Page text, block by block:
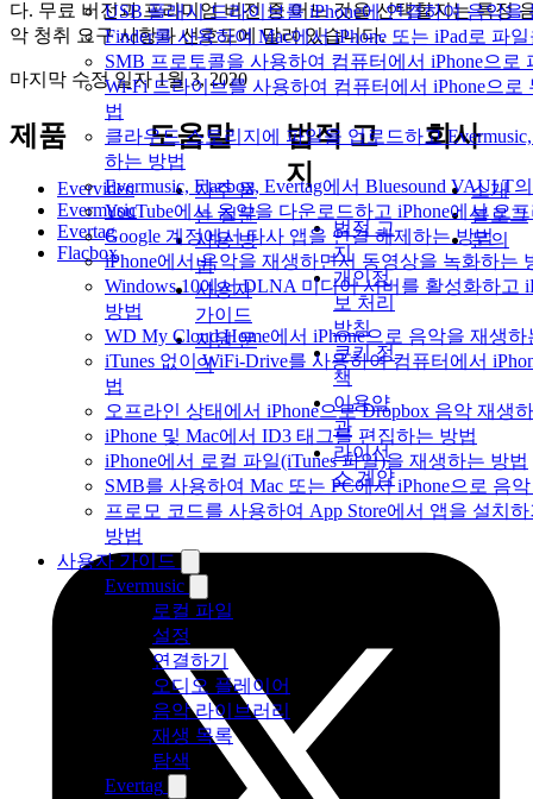
USB 플래시 드라이브를 iPhone에 연결하여 음악
Finder를 사용하여 Mac에서 iPhone 또는 iPad로 파
SMB 프로토콜을 사용하여 컴퓨터에서 iPhone으로
Wi-Fi 드라이브를 사용하여 컴퓨터에서 iPhone으
법
클라우드 스토리지에 파일을 업로드하고
하는 방법
Evermusic, Flacbox, Evertag에서 Bluesound
YouTube에서 음악을 다운로드하고 iPhone에서 오
Google 계정에서 타사 앱을 연결 해제하는 방법
iPhone에서 음악을 재생하면서 동영상을 녹화하는
Windows 10에서 DLNA 미디어 서버를 활성화하고
방법
WD My Cloud Home에서 iPhone으로 음악을 재생
iTunes 없이 WiFi-Drive를 사용하여 컴퓨터에서
법
오프라인 상태에서 iPhone으로 Dropbox 음악 재생
iPhone 및 Mac에서 ID3 태그를 편집하는 방법
iPhone에서 로컬 파일(iTunes 파일)을 재생하는 방법
SMB를 사용하여 Mac 또는 PC에서 iPhone으로 음
프로모 코드를 사용하여 App Store에서 앱을 설치
방법
사용자 가이드
Evermusic
로컬 파일
설정
연결하기
오디오 플레이어
음악 라이브러리
재생 목록
탐색
Evertag
다. 무료 버전과 프리미엄 버전 중 어느 것을 선택할지는 특정
악 청취 요구 사항과 선호도에 달려 있습니다.
마지막 수정 일자1월 3, 2020
제품
Evervideo
Evermusic
Evertag
Flacbox
도움말
자주 묻
는 질문
사용 방
법
사용자
가이드
지원 문
의
법적 고
지
법적 고
지
개인정
보 처리
방침
쿠키 정
책
이용약
관
라이선
스 계약
회사
소개
블로그
문의